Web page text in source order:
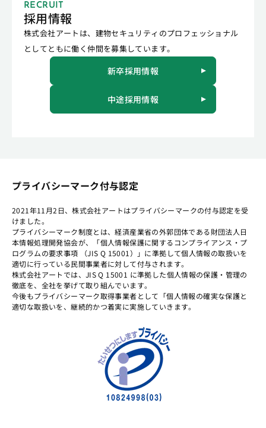
RECRUIT
採用情報
株式会社アートは、建物セキュリティのプロフェッショナル
としてともに働く仲間を募集しています。
新卒採用情報
中途採用情報
プライバシーマーク付与認定
2021年11月2日、株式会社アートはプライバシーマークの付与認定を受
けました。
プライバシーマーク制度とは、経済産業省の外郭団体である財団法人日
本情報処理開発協会が、「個人情報保護に関するコンプライアンス・プ
ログラムの要求事項 （JIS Q 15001）」に準拠して個人情報の取扱いを
適切に行っている民間事業者に対して付与されます。
株式会社アートでは、JIS Q 15001 に準拠した個人情報の保護・管理の
徹底を、全社を挙げて取り組んでいます。
今後もプライバシーマーク取得事業者として「個人情報の確実な保護と
適切な取扱いを、継続的かつ着実に実施していきます。